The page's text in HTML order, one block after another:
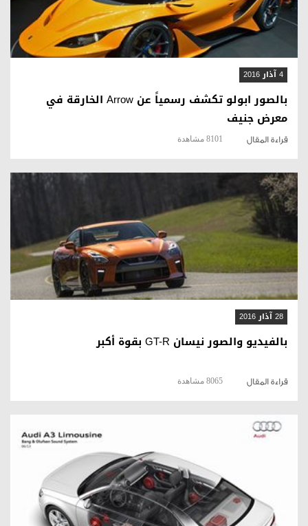
4 آذار 2016
بالصور ابولو تكشف رسمياً عن Arrow الخارقة في
معرض جنيف
قراءة المقال 8101 مشاهدة
قراءة المقال
28 آذار 2016
بالفيديو والصور نيسان GT-R بقوة أكبر
قراءة المقال 8065 مشاهدة
قراءة المقال